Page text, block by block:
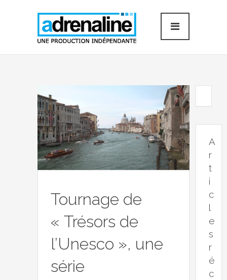
Tournage de
« Trésors de
l’Unesco », une
série
A
r
t
i
c
l
e
s
r
é
c